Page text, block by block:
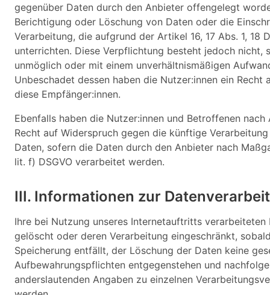
gegenüber Daten durch den Anbieter offengelegt
Berichtigung oder Löschung von Daten oder die
Verarbeitung, die aufgrund der Artikel 16, 17 Abs. 1, 18
unterrichten. Diese Verpflichtung besteht jedoch nicht,
unmöglich oder mit einem unverhältnismäßigen
Unbeschadet dessen haben die Nutzer:innen ein Recht
diese Empfänger:innen.
Ebenfalls haben die Nutzer:innen und Betroffenen nach
Recht auf Widerspruch gegen die künftige
Daten, sofern die Daten durch den Anbieter nach
lit. f) DSGVO verarbeitet werden.
III. Informationen zur
Ihre bei Nutzung unseres Internetauftritts verarbeiteten
gelöscht oder deren Verarbeitung eingeschränkt,
Speicherung entfällt, der Löschung der Daten keine
Aufbewahrungspflichten entgegenstehen und
anderslautenden Angaben zu einzelnen